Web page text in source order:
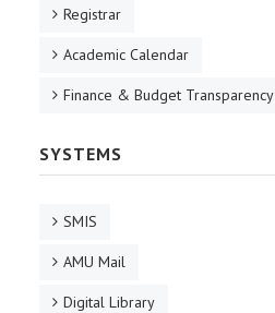
Registrar
Academic Calendar
Finance & Budget Transparency
SYSTEMS
SMIS
AMU Mail
Digital Library